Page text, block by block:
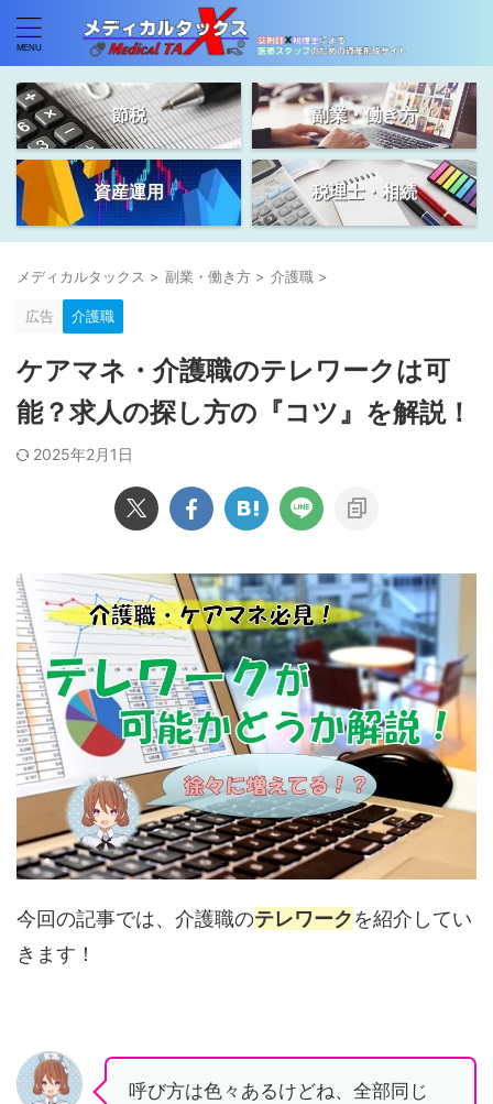
節税 副業・働き方
資産運用 税理士・相続
メディカルタックス > 副業・働き方 > 介護職 >
広告 介護職
ケアマネ・介護職のテレワークは可
能？求人の探し方の『コツ』を解説！
2025年2月1日
今回の記事では、介護職のテレワークを紹介してい
きます！
呼び方は色々あるけどね、全部同じ